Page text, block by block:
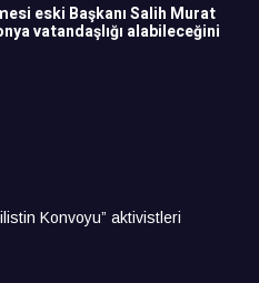
eski Başkanı Salih Murat
vatandaşlığı alabileceğini
Konvoyu” aktivistleri